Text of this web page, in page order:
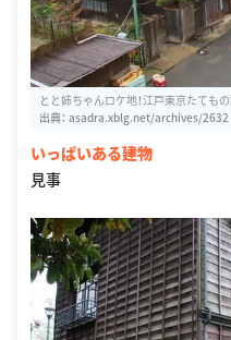
とと姉ちゃんロケ地！江戸東京たても
出典： asadra.xblg.net/archives/2632
いっぱいある建物
見事